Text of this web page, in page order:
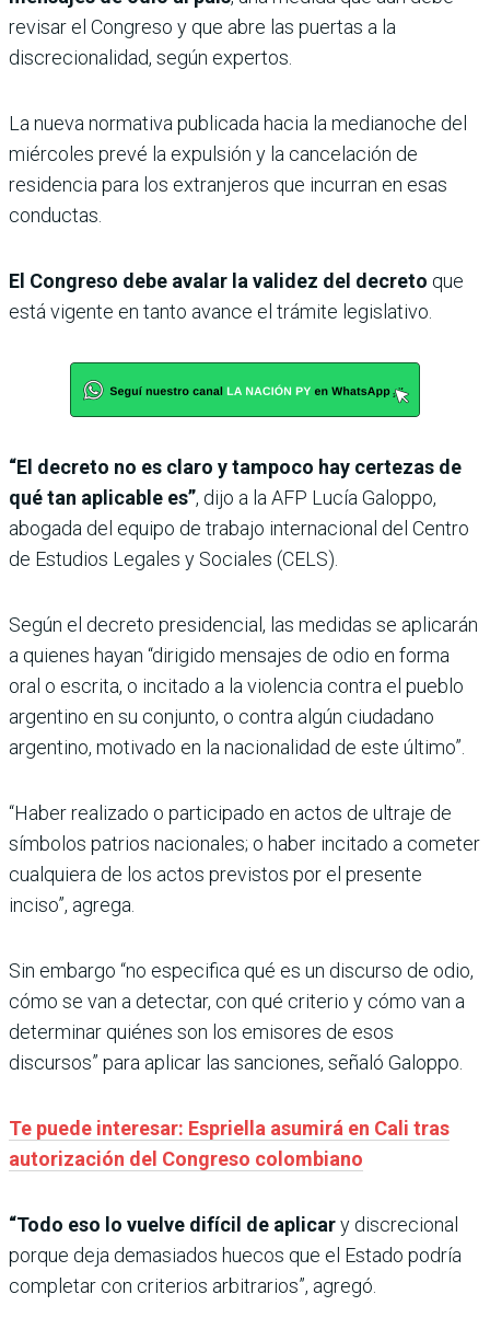
revisar el Congreso y que abre las puertas a la
discrecionalidad, según expertos.
La nueva normativa publicada hacia la medianoche del
miércoles prevé la expulsión y la cancelación de
residencia para los extranjeros que incurran en esas
conductas.
El Congreso debe avalar la validez del decreto que
está vigente en tanto avance el trámite legislativo.
“El decreto no es claro y tampoco hay certezas de
qué tan aplicable es”, dijo a la AFP Lucía Galoppo,
abogada del equipo de trabajo internacional del Centro
de Estudios Legales y Sociales (CELS).
Según el decreto presidencial, las medidas se aplicarán
a quienes hayan “dirigido mensajes de odio en forma
oral o escrita, o incitado a la violencia contra el pueblo
argentino en su conjunto, o contra algún ciudadano
argentino, motivado en la nacionalidad de este último”.
“Haber realizado o participado en actos de ultraje de
símbolos patrios nacionales; o haber incitado a cometer
cualquiera de los actos previstos por el presente
inciso”, agrega.
Sin embargo “no especifica qué es un discurso de odio,
cómo se van a detectar, con qué criterio y cómo van a
determinar quiénes son los emisores de esos
discursos” para aplicar las sanciones, señaló Galoppo.
Te puede interesar: Espriella asumirá en Cali tras
autorización del Congreso colombiano
“Todo eso lo vuelve difícil de aplicary discrecional
porque deja demasiados huecos que el Estado podría
completar con criterios arbitrarios”, agregó.